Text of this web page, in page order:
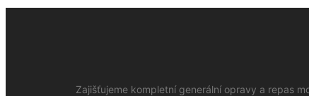
Zajišťujeme kompletní generální opravy a repas